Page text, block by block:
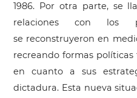
1986. Por otra parte, se
relaciones con los
se reconstruyeron en
recreando formas
en cuanto a sus
dictadura. Esta nueva